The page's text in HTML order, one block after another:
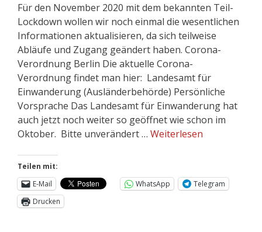
Für den November 2020 mit dem bekannten Teil-
Lockdown wollen wir noch einmal die wesentlichen
Informationen aktualisieren, da sich teilweise
Abläufe und Zugang geändert haben. Corona-
Verordnung Berlin Die aktuelle Corona-
Verordnung findet man hier: Landesamt für
Einwanderung (Ausländerbehörde) Persönliche
Vorsprache Das Landesamt für Einwanderung hat
auch jetzt noch weiter so geöffnet wie schon im
Oktober. Bitte unverändert … Weiterlesen
Teilen mit:
E-Mail
WhatsApp
Telegram
Drucken